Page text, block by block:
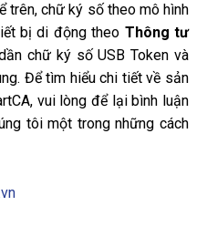
trên, chữ ký số theo mô hình
bị di động theo Thông tư
chữ ký số USB Token và
Để tìm hiểu chi tiết về sản
, vui lòng để lại bình luận
tôi một trong những cách